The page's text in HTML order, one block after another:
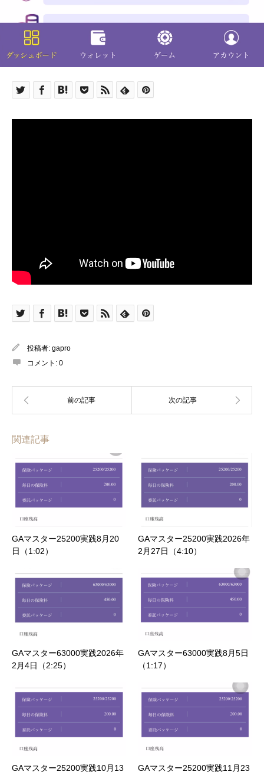
投稿者: gapro
コメント: 0
関連記事
GAマスター25200実践8月20
日（1:02）
GAマスター25200実践2026年
2月27日（4:10）
GAマスター63000実践2026年
2月4日（2:25）
GAマスター63000実践8月5日
（1:17）
GAマスター25200実践10月13
GAマスター25200実践11月23